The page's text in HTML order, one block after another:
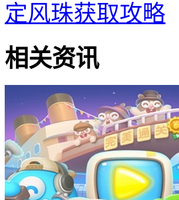
定风珠获取攻略
相关资讯